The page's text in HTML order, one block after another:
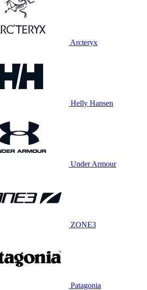
Arcteryx
Helly Hansen
Under Armour
ZONE3
Patagonia